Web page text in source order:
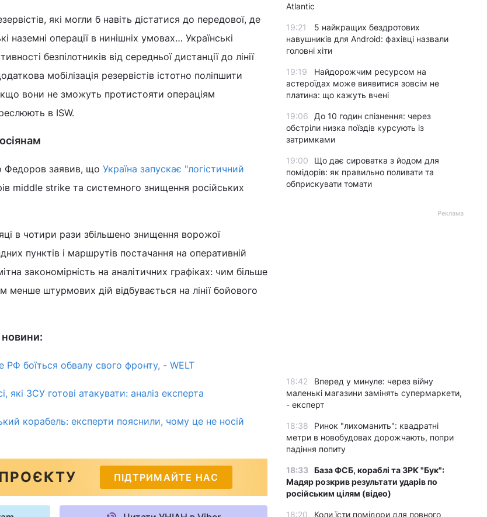
які могли б навіть дістатися до передової, де
наземні операції в нинішніх умовах… Українські
безпілотників від середньої дистанції до лінії
мобілізація резервістів істотно поліпшити
вони не зможуть протистояти операціям
в ISW.
Федоров заявив, що Україна запускає "логістичний
middle strike та системного знищення російських
в чотири рази збільшено знищення ворожої
пунктів і маршрутів постачання на оперативній
закономірність на аналітичних графіках: чим більше
менше штурмових дій відбувається на лінії бойового
РФ боїться обвалу свого фронту, - WELT
які ЗСУ готові атакувати: аналіз експерта
корабель: експерти пояснили, чому це не носій
ПІДТРИМАЙТЕ НАС
Atlantic
19:21
5 найкращих бездротових
навушників для Android: фахівці назвали
головні хіти
19:19
Найдорожчим ресурсом на
астероїдах може виявитися зовсім не
платина: що кажуть вчені
19:06
До 10 годин спізнення: через
обстріли низка поїздів курсують із
затримками
19:00
Що дає сироватка з йодом для
помідорів: як правильно поливати та
обприскувати томати
Реклама
18:42
Вперед у минуле: через війну
маленькі магазини замінять супермаркети,
- експерт
18:38
Ринок "лихоманить": квадратні
метри в новобудовах дорожчають, попри
падіння попиту
18:33 База ФСБ, кораблі та ЗРК "Бук":
Мадяр розкрив результати ударів по
російським цілям (відео)
18:20
Коли їсти помідори для повного